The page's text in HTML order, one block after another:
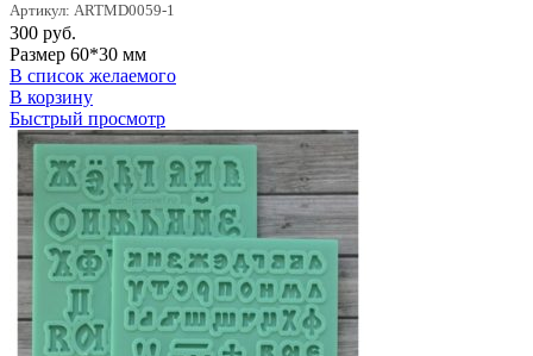
Артикул: ARTMD0059-1
300 руб.
Размер 60*30 мм
В список желаемого
В корзину
Быстрый просмотр